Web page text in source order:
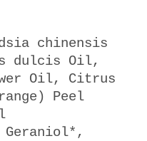
chinensis
dulcis Oil,
Oil, Citrus
Peel